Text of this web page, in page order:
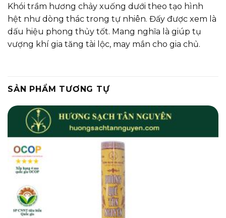
Khói trầm hương chảy xuống dưới theo tạo hình
hệt như dòng thác trong tự nhiên. Đấy được xem là
dấu hiệu phong thủy tốt. Mang nghĩa là giúp tụ
vượng khí gia tăng tài lộc, may mắn cho gia chủ.
SẢN PHẨM TƯƠNG TỰ